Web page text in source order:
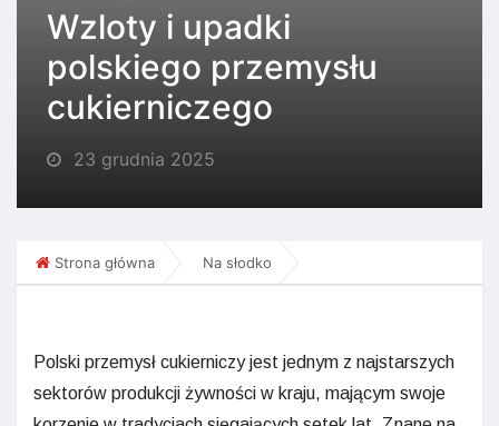
Wzloty i upadki
polskiego przemysłu
cukierniczego
23 grudnia 2025
Strona główna Na słodko
Polski przemysł cukierniczy jest jednym z najstarszych
sektorów produkcji żywności w kraju, mającym swoje